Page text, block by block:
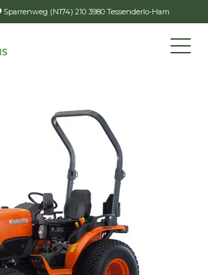
Sparrenweg (N174) 210 3980 Tessenderlo-Ham